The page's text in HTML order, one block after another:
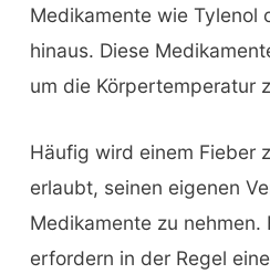
Medikamente wie Tylenol
hinaus. Diese
um die Körpertemperatur
Häufig wird einem Fieber
erlaubt, seinen eigenen
Medikamente zu nehmen.
erfordern in der Regel